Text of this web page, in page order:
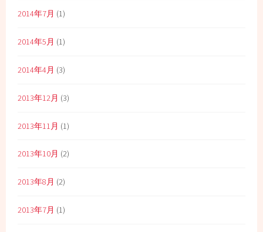
2014年7月 (1)
2014年5月 (1)
2014年4月 (3)
2013年12月 (3)
2013年11月 (1)
2013年10月 (2)
2013年8月 (2)
2013年7月 (1)